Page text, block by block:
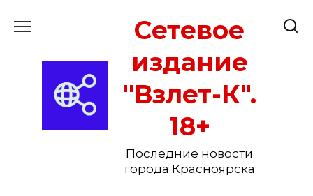
Сетевое
издание
"Взлет-К".
18+
Последние новости
города Красноярска